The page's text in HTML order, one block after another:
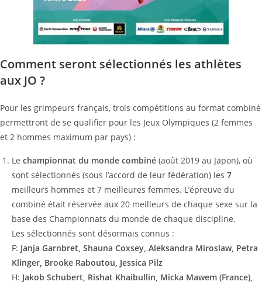
Comment seront sélectionnés les athlètes
aux JO ?
Pour les grimpeurs français, trois compétitions au format combiné
permettront de se qualifier pour les Jeux Olympiques (2 femmes
et 2 hommes maximum par pays) :
Le championnat du monde combiné (août 2019 au Japon), où
sont sélectionnés (sous l’accord de leur fédération) les 7
meilleurs hommes et 7 meilleures femmes. L’épreuve du
combiné était réservée aux 20 meilleurs de chaque sexe sur la
base des Championnats du monde de chaque discipline.
Les sélectionnés sont désormais connus :
F: Janja Garnbret, Shauna Coxsey, Aleksandra Miroslaw, Petra
Klinger, Brooke Raboutou, Jessica Pilz
H: Jakob Schubert, Rishat Khaibullin, Micka Mawem (France),